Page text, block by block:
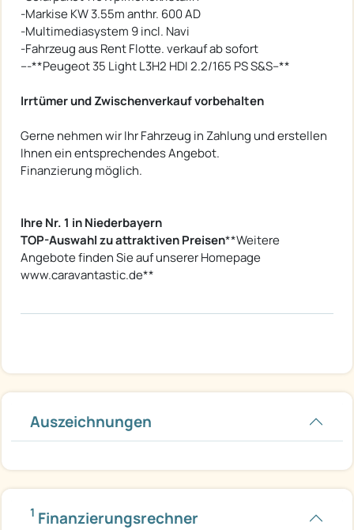
-Markise KW 3.55m anthr. 600 AD
-Multimediasystem 9 incl. Navi
-Fahrzeug aus Rent Flotte. verkauf ab sofort
---**Peugeot 35 Light L3H2 HDI 2.2/165 PS S&S--**
Irrtümer und Zwischenverkauf vorbehalten
Gerne nehmen wir Ihr Fahrzeug in Zahlung und erstellen
Ihnen ein entsprechendes Angebot.
Finanzierung möglich.
Ihre Nr. 1 in Niederbayern
TOP-Auswahl zu attraktiven Preisen**Weitere
Angebote finden Sie auf unserer Homepage
www.caravantastic.de**
Auszeichnungen
1 Finanzierungsrechner